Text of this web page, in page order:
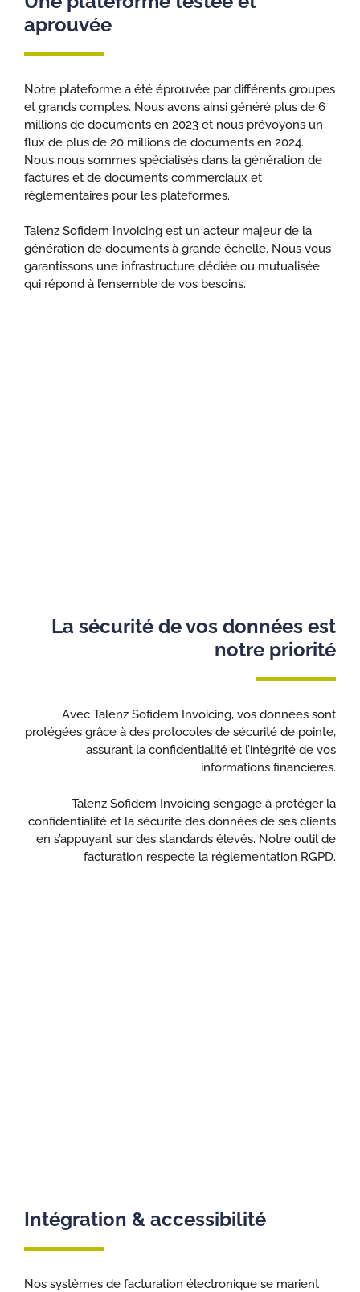
aprouvée
Notre plateforme a été éprouvée par différents groupes
et grands comptes. Nous avons ainsi généré plus de 6
millions de documents en 2023 et nous prévoyons un
flux de plus de 20 millions de documents en 2024.
Nous nous sommes spécialisés dans la génération de
factures et de documents commerciaux et
réglementaires pour les plateformes.
Talenz Sofidem Invoicing est un acteur majeur de la
génération de documents à grande échelle. Nous vous
garantissons une infrastructure dédiée ou mutualisée
qui répond à l’ensemble de vos besoins.
La sécurité de vos données est
notre priorité
Avec Talenz Sofidem Invoicing, vos données sont
protégées grâce à des protocoles de sécurité de pointe,
assurant la confidentialité et l’intégrité de vos
informations financières.
Talenz Sofidem Invoicing s’engage à protéger la
confidentialité et la sécurité des données de ses clients
en s’appuyant sur des standards élevés. Notre outil de
facturation respecte la réglementation RGPD.
Intégration & accessibilité
Nos systèmes de facturation électronique se marient